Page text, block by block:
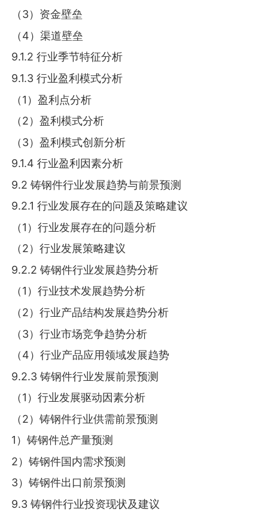
（3）资金壁垒
（4）渠道壁垒
9.1.2 行业季节特征分析
9.1.3 行业盈利模式分析
（1）盈利点分析
（2）盈利模式分析
（3）盈利模式创新分析
9.1.4 行业盈利因素分析
9.2 铸钢件行业发展趋势与前景预测
9.2.1 行业发展存在的问题及策略建议
（1）行业发展存在的问题分析
（2）行业发展策略建议
9.2.2 铸钢件行业发展趋势分析
（1）行业技术发展趋势分析
（2）行业产品结构发展趋势分析
（3）行业市场竞争趋势分析
（4）行业产品应用领域发展趋势
9.2.3 铸钢件行业发展前景预测
（1）行业发展驱动因素分析
（2）铸钢件行业供需前景预测
1）铸钢件总产量预测
2）铸钢件国内需求预测
3）铸钢件出口前景预测
9.3 铸钢件行业投资现状及建议